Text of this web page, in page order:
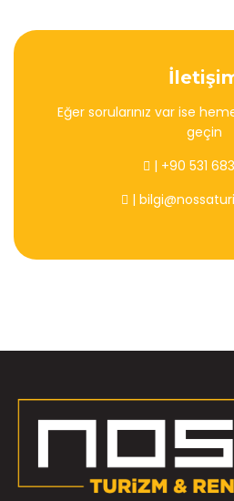
Eğer sorularınız var ise
geçin
| +90 531
|